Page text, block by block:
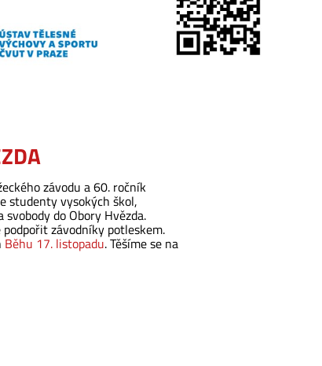
závodu a 60. ročník
studenty vysokých škol,
do Obory Hvězda.
závodníky potleskem.
Běhu 17. listopadu. Těšíme se na